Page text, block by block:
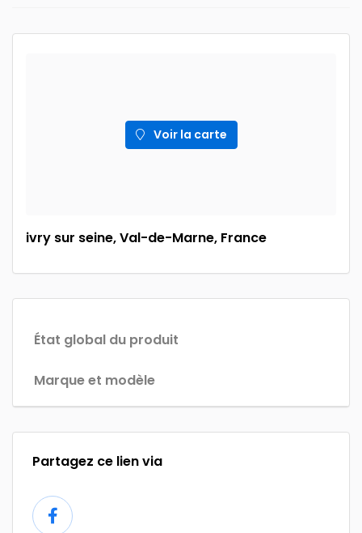
Voir la carte
ivry sur seine, Val-de-Marne, France
État global du produit
Marque et modèle
Partagez ce lien via